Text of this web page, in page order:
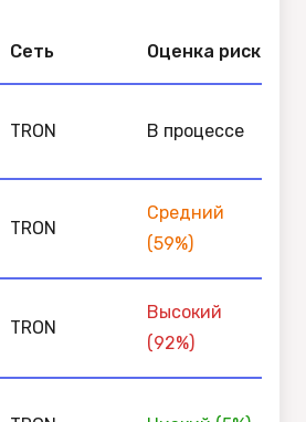
Сеть Оценка риска
TRON В процессе
TRON
Средний
(59%)
TRON
Высокий
(92%)